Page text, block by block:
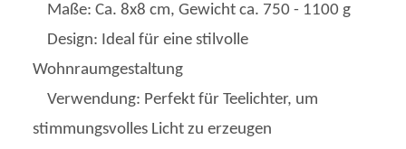
Maße: Ca. 8x8 cm, Gewicht ca. 750 - 1100 g
Design: Ideal für eine stilvolle
Wohnraumgestaltung
Verwendung: Perfekt für Teelichter, um
stimmungsvolles Licht zu erzeugen